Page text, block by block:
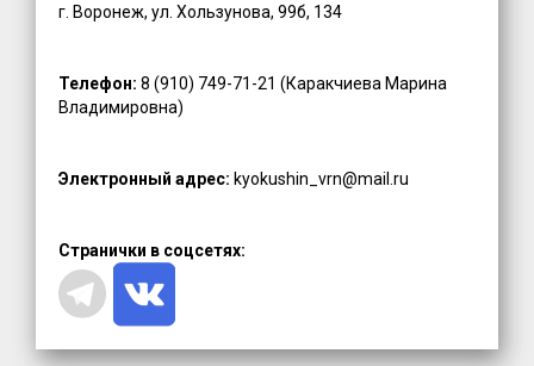
г. Воронеж, ул. Хользунова, 99б, 134
Телефон:8 (910) 749-71-21 (Каракчиева Марина
Владимировна)
Электронный адрес: kyokushin_vrn@mail.ru
Странички в соцсетях: